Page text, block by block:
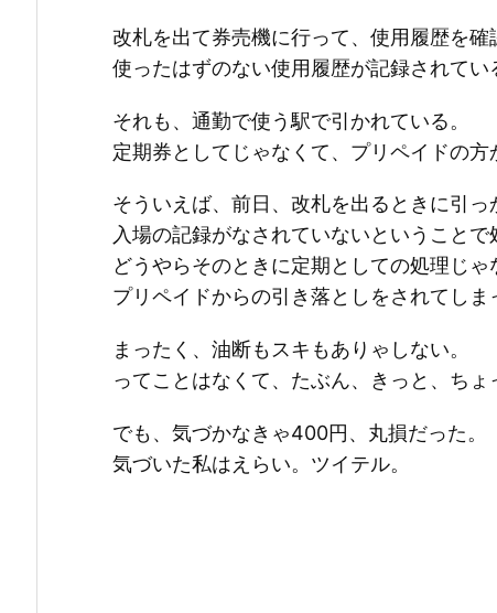
改札を出て券売機に行って、使用履歴を確
使ったはずのない使用履歴が記録されてい
それも、通勤で使う駅で引かれている。
定期券としてじゃなくて、プリペイドの方
そういえば、前日、改札を出るときに引っ
入場の記録がなされていないということで
どうやらそのときに定期としての処理じゃ
プリペイドからの引き落としをされてしま
まったく、油断もスキもありゃしない。
ってことはなくて、たぶん、きっと、ちょ
でも、気づかなきゃ400円、丸損だった。
気づいた私はえらい。ツイテル。